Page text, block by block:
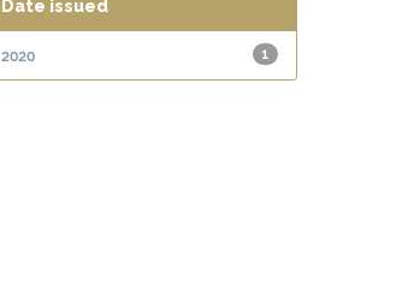
Date issued
1
2020